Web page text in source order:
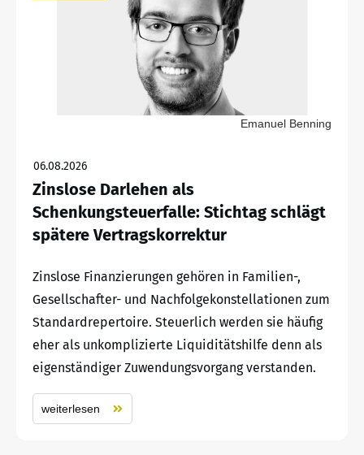
Emanuel Benning
06.08.2026
Zinslose Darlehen als
Schenkungsteuerfalle: Stichtag schlägt
spätere Vertragskorrektur
Zinslose Finanzierungen gehören in Familien-,
Gesellschafter- und Nachfolgekonstellationen zum
Standardrepertoire. Steuerlich werden sie häufig
eher als unkomplizierte Liquiditätshilfe denn als
eigenständiger Zuwendungsvorgang verstanden.
weiterlesen